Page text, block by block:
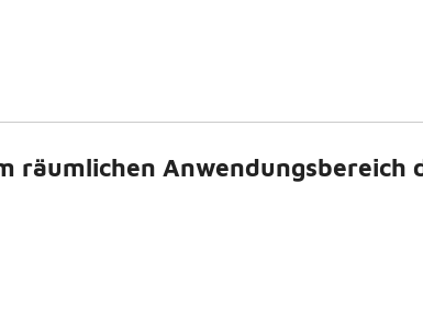
räumlichen Anwendungsbereich